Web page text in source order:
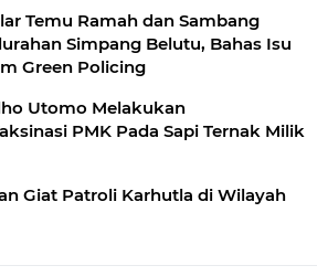
Temu Ramah dan Sambang
Simpang Belutu, Bahas Isu
Green Policing
Utomo Melakukan
PMK Pada Sapi Ternak Milik
Giat Patroli Karhutla di Wilayah